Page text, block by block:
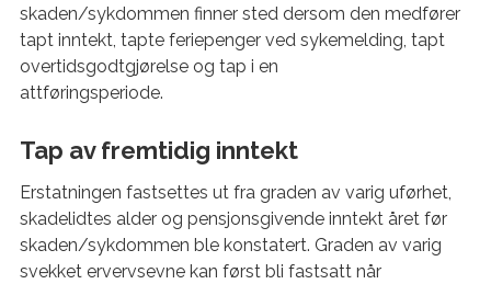
skaden/sykdommen finner sted dersom den medfører
tapt inntekt, tapte feriepenger ved sykemelding, tapt
overtidsgodtgjørelse og tap i en
attføringsperiode.
Tap av fremtidig inntekt
Erstatningen fastsettes ut fra graden av varig uførhet,
skadelidtes alder og pensjonsgivende inntekt året før
skaden/sykdommen ble konstatert. Graden av varig
svekket ervervsevne kan først bli fastsatt når